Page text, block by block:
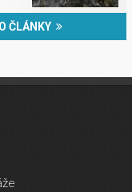
ČLÁNKY